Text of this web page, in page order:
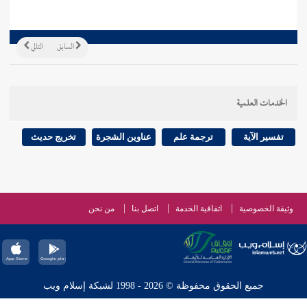
التالي السابق
الخدمات العلمية
تفسير الآية ترجمة علم عناوين الشجرة تخريج حديث
وثيقة الخصوصية اتفاقية الخدمة اتصل بنا من نحن
جميع الحقوق محفوظة © 2026 - 1998 لشبكة إسلام ويب